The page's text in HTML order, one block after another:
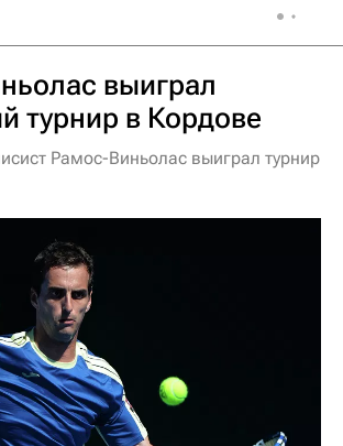
выиграл
турнир в Кордове
Рамос-Виньолас выиграл турнир